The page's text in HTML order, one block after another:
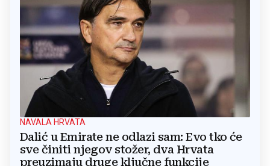
NAVALA HRVATA
Dalić u Emirate ne odlazi sam: Evo tko će
sve činiti njegov stožer, dva Hrvata
preuzimaju druge ključne funkcije